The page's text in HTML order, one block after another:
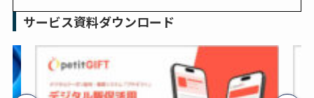
サービス資料ダウンロード